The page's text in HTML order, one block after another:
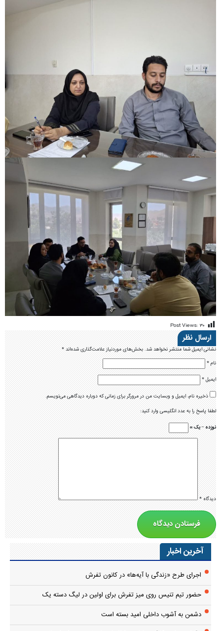
Post Views: ۳۰
ارسال نظر
نشانی ایمیل شما منتشر نخواهد شد.بخش‌های موردنیاز علامت‌گذاری شده‌اند*
نام*
ایمیل*
ذخیره نام، ایمیل و وبسایت من در مرورگر برای زمانی که دوباره دیدگاهی می‌نویسم.
لطفا پاسخ را به عدد انگلیسی وارد کنید:
نوزده − یک =
دیدگاه*
آخرین اخبار
اجرای طرح «زندگی با آیه‌ها» در کانون تفرش
حضور تیم تنیس روی میز تفرش برای اولین در لیگ دسته یک
دشمن به آشوب داخلی امید بسته است